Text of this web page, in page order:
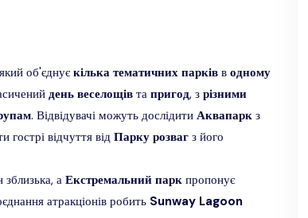
об'єднуєкілька тематичних парків в одному
день веселощів та пригод, з різними
. Відвідувачі можуть дослідити Аквапарк з
гострі відчуття від Парку розваг з його
аЕкстремальний парк пропонує
атракціонів робить Sunway Lagoon